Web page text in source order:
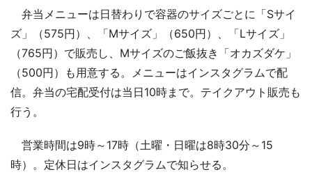
弁当メニューは日替わりで容器のサイズごとに「Sサイ
ズ」（575円）、「Mサイズ」（650円）、「Lサイズ」
（765円）で販売し、Mサイズのご飯抜き「オカズダケ」
（500円）も用意する。メニューはインスタグラムで配
信。弁当の宅配受付は当日10時まで。テイクアウト販売も
行う。
営業時間は9時～17時（土曜・日曜は8時30分～15
時）。定休日はインスタグラムで知らせる。